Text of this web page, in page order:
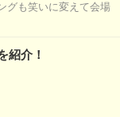
グも笑いに変えて会場
紹介！